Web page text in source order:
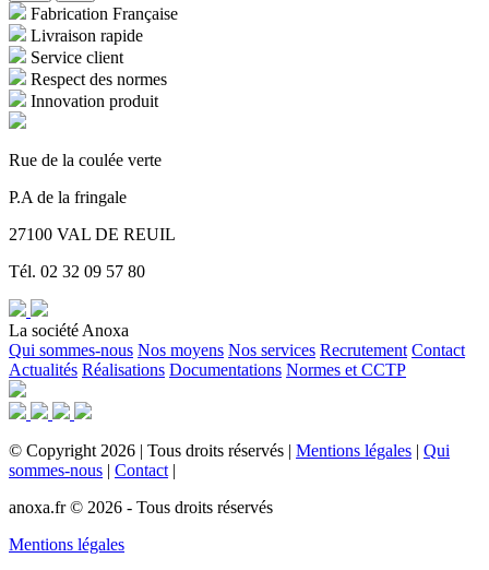
Fabrication Française
Livraison rapide
Service client
Respect des normes
Innovation produit
Rue de la coulée verte
P.A de la fringale
27100 VAL DE REUIL
Tél. 02 32 09 57 80
La société Anoxa
Qui sommes-nous Nos moyens Nos services Recrutement Contact
Actualités Réalisations Documentations Normes et CCTP
© Copyright 2026 | Tous droits réservés | Mentions légales | Qui
sommes-nous | Contact |
anoxa.fr © 2026 - Tous droits réservés
Mentions légales